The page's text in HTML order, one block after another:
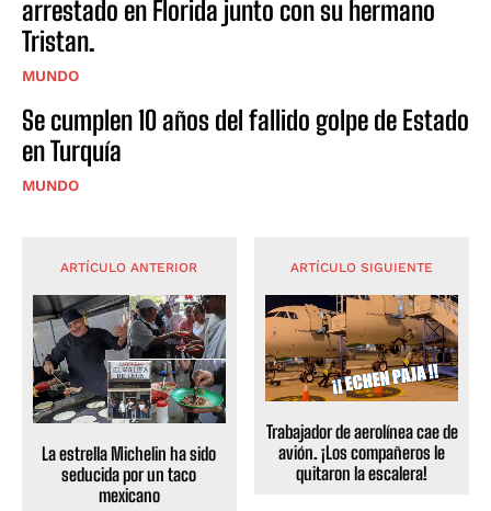
arrestado en Florida junto con su hermano
Tristan.
MUNDO
Se cumplen 10 años del fallido golpe de Estado
en Turquía
MUNDO
ARTÍCULO ANTERIOR
La estrella Michelin ha sido
seducida por un taco
mexicano
ARTÍCULO SIGUIENTE
Trabajador de aerolínea cae de
avión. ¡Los compañeros le
quitaron la escalera!